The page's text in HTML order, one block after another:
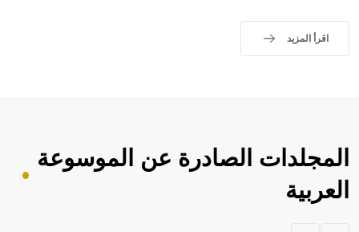
اقرأ المزيد
المجلدات الصادرة عن الموسوعة
العربية